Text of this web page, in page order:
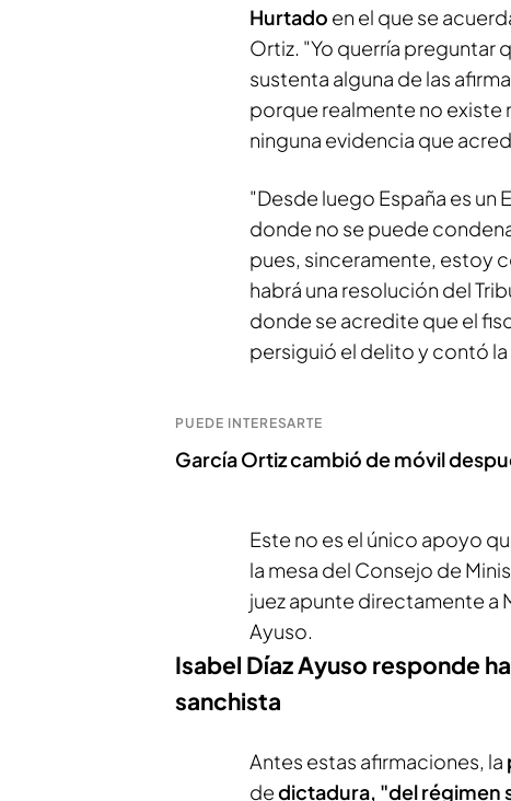
Hurtado en el que se
Ortiz. "Yo querría preguntar
sustenta alguna de las
porque realmente no existe
ninguna evidencia que
"Desde luego España es un
donde no se puede
pues, sinceramente, estoy
habrá una resolución del
donde se acredite que el
persiguió el delito y contó
PUEDE INTERESARTE
García Ortiz cambió de móvil
Este no es el único apoyo
la mesa del Consejo de
juez apunte directamente a
Ayuso.
Isabel Díaz Ayuso responde
sanchista
Antes estas afirmaciones, la
dedictadura, "del régimen